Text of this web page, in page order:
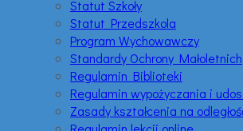
Statut Szkoły
Statut Przedszkola
Program Wychowawczy
Standardy Ochrony Małoletnich
Regulamin Biblioteki
Regulamin wypożyczania i
Zasady kształcenia na